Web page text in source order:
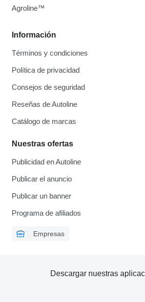
Información
Términos y condiciones
Política de privacidad
Consejos de seguridad
Reseñas de Autoline
Catálogo de marcas
Nuestras ofertas
Publicidad en Autoline
Publicar el anuncio
Publicar un banner
Programa de afiliados
Empresas
Agroline™
Descargar nuestras